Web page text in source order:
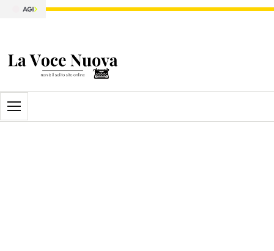
Apri il menu